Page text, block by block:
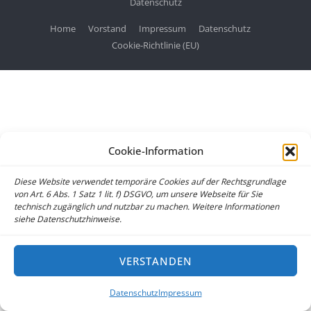
Cookie-Information
Diese Website verwendet temporäre Cookies auf der Rechtsgrundlage
von Art. 6 Abs. 1 Satz 1 lit. f) DSGVO, um unsere Webseite für Sie
technisch zugänglich und nutzbar zu machen. Weitere Informationen
siehe Datenschutzhinweise.
VERSTANDEN
DatenschutzImpressum
Home Vorstand Impressum
Datenschutz
Cookie-Richtlinie (EU)